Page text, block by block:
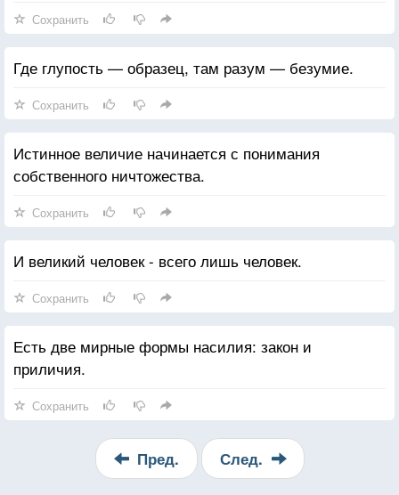
Сохранить
Где глупость — образец, там разум — безумие.
Сохранить
Истинное величие начинается с понимания
собственного ничтожества.
Сохранить
И великий человек - всего лишь человек.
Сохранить
Есть две мирные формы насилия: закон и
приличия.
Сохранить
Пред. След.